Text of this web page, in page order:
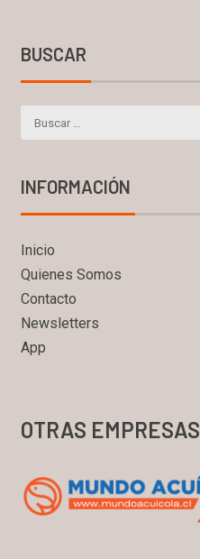
BUSCAR
INFORMACIÓN
Inicio
Quienes Somos
Contacto
Newsletters
App
OTRAS EMPRESAS